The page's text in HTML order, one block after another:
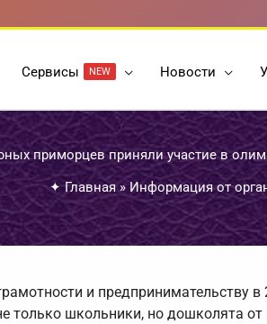
Cервисы NEW Новости
приморцев приняли участие в
✦ Главная» Информация от
и предпринимательству в
школьники, но дошколята от